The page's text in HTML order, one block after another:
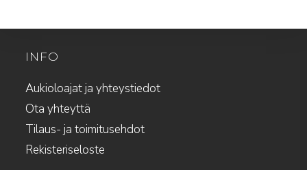
INFO
Aukioloajat ja yhteystiedot
Ota yhteyttä
Tilaus- ja toimitusehdot
Rekisteriseloste